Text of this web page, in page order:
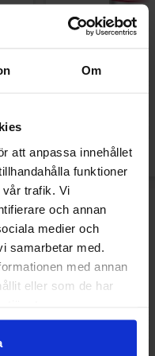
Om
att anpassa innehållet
funktioner
trafik. Vi
och annan
medier och
samarbetar med.
med annan
eller som de har
Uusi!